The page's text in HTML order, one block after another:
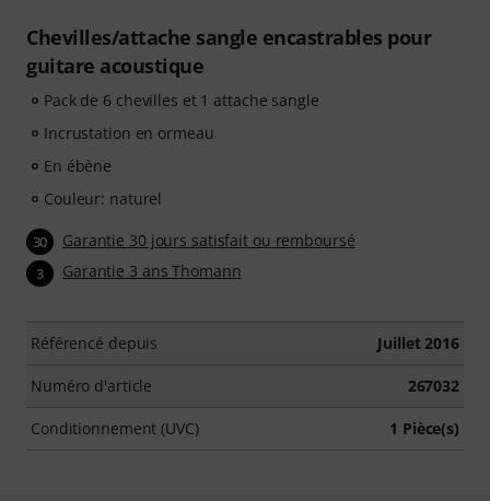
Chevilles/attache sangle encastrables pour
guitare acoustique
Pack de 6 chevilles et 1 attache sangle
Incrustation en ormeau
En ébène
Couleur: naturel
30 Garantie 30 jours satisfait ou remboursé
3 Garantie 3 ans Thomann
Référencé depuis Juillet 2016
Numéro d'article 267032
Conditionnement (UVC) 1 Pièce(s)